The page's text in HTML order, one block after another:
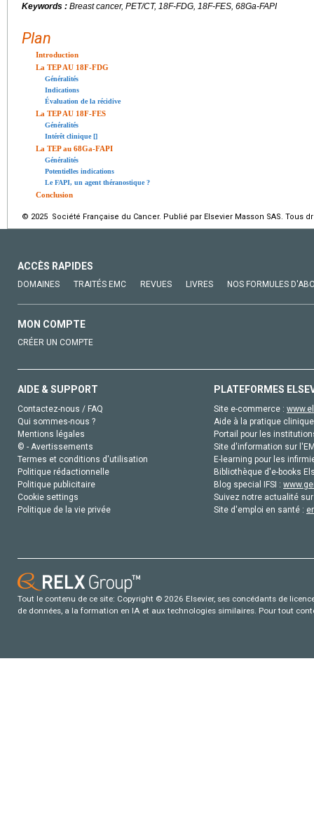
Keywords : Breast cancer, PET/CT, 18F-FDG, 18F-FES, 68Ga-FAPI
Plan
Introduction
La TEP AU 18F-FDG
Généralités
Indications
Évaluation de la récidive
La TEP AU 18F-FES
Généralités
Intérêt clinique []
La TEP au 68Ga-FAPI
Généralités
Potentielles indications
Le FAPI, un agent théranostique ?
Conclusion
© 2025 Société Française du Cancer. Publié par Elsevier Masson SAS. Tous
ACCÈS RAPIDES
DOMAINES TRAITÉS EMC REVUES LIVRES NOS FORMULES
MON COMPTE
CRÉER UN COMPTE
AIDE & SUPPORT
Contactez-nous / FAQ
Qui sommes-nous ?
Mentions légales
© - Avertissements
Termes et conditions d'utilisation
Politique rédactionnelle
Politique publicitaire
Cookie settings
Politique de la vie privée
PLATEFORMES
Site e-commerce :
Aide à la pratique
Portail pour les
Site d'information sur
E-learning pour les
Bibliothèque d'e-books
Blog special IFSI :
Suivez notre actualité
Site d'emploi en santé :
Tout le contenu de ce site: Copyright © 2026 Elsevier, ses concédants de
de données, a la formation en IA et aux technologies similaires. Pour tout